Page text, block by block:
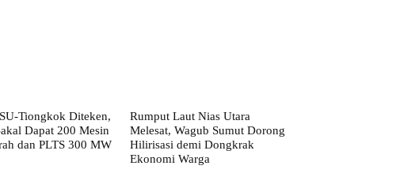
Tiongkok Diteken,
Dapat 200 Mesin
dan PLTS 300 MW
Rumput Laut Nias Utara
Melesat, Wagub Sumut Dorong
Hilirisasi demi Dongkrak
Ekonomi Warga